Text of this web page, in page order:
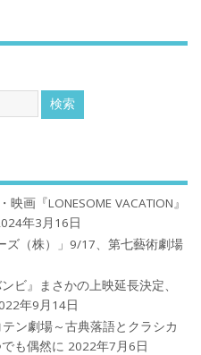
画『LONESOME VACATION』
年3月16日
ズ（株）」9/17、第七藝術劇場
ビ』まさかの上映延長決定、
年9月14日
ン劇場～古典落語とクラシカ
も偶然に 2022年7月6日